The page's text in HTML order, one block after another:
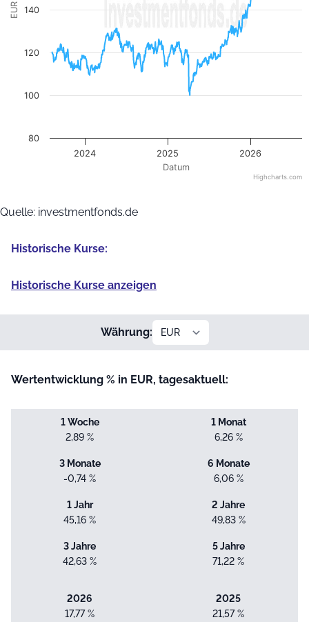
Datum
EUR
2024 2025 2026
100
120
140
80
Highcharts.com
Quelle: investmentfonds.de
Historische Kurse:
Historische Kurse anzeigen
Währung:
Wertentwicklung % in EUR, tagesaktuell:
1 Woche
2,89 %
1 Monat
6,26 %
3 Monate
-0,74 %
6 Monate
6,06 %
1 Jahr
45,16 %
2 Jahre
49,83 %
3 Jahre
42,63 %
5 Jahre
71,22 %
2026
17,77 %
2025
21,57 %